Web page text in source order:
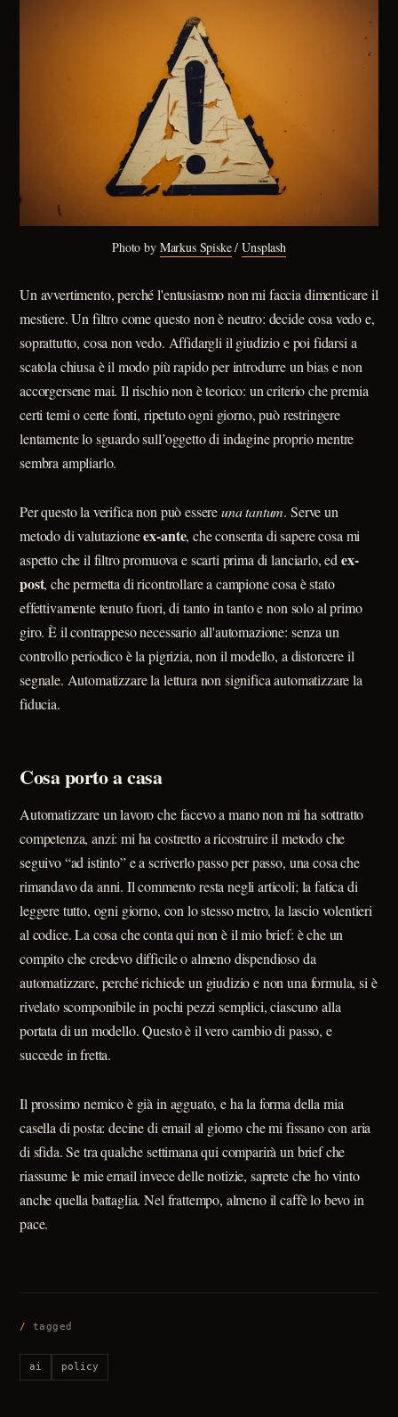
Photo by Markus Spiske / Unsplash
Un avvertimento, perché l'entusiasmo non mi faccia dimenticare il
mestiere. Un filtro come questo non è neutro: decide cosa vedo e,
soprattutto, cosa non vedo. Affidargli il giudizio e poi fidarsi a
scatola chiusa è il modo più rapido per introdurre un bias e non
accorgersene mai. Il rischio non è teorico: un criterio che premia
certi temi o certe fonti, ripetuto ogni giorno, può restringere
lentamente lo sguardo sull’oggetto di indagine proprio mentre
sembra ampliarlo.
Per questo la verifica non può essereuna tantum. Serve un
metodo di valutazioneex-ante, che consenta di sapere cosa mi
aspetto che il filtro promuova e scarti prima di lanciarlo, edex-
post, che permetta di ricontrollare a campione cosa è stato
effettivamente tenuto fuori, di tanto in tanto e non solo al primo
giro. È il contrappeso necessario all'automazione: senza un
controllo periodico è la pigrizia, non il modello, a distorcere il
segnale. Automatizzare la lettura non significa automatizzare la
fiducia.
Cosa porto a casa
Automatizzare un lavoro che facevo a mano non mi ha sottratto
competenza, anzi: mi ha costretto a ricostruire il metodo che
seguivo “ad istinto” e a scriverlo passo per passo, una cosa che
rimandavo da anni. Il commento resta negli articoli; la fatica di
leggere tutto, ogni giorno, con lo stesso metro, la lascio volentieri
al codice. La cosa che conta qui non è il mio brief: è che un
compito che credevo difficile o almeno dispendioso da
automatizzare, perché richiede un giudizio e non una formula, si è
rivelato scomponibile in pochi pezzi semplici, ciascuno alla
portata di un modello. Questo è il vero cambio di passo, e
succede in fretta.
Il prossimo nemico è già in agguato, e ha la forma della mia
casella di posta: decine di email al giorno che mi fissano con aria
di sfida. Se tra qualche settimana qui comparirà un brief che
riassume le mie email invece delle notizie, saprete che ho vinto
anche quella battaglia. Nel frattempo, almeno il caffè lo bevo in
pace.
/ tagged
ai policy